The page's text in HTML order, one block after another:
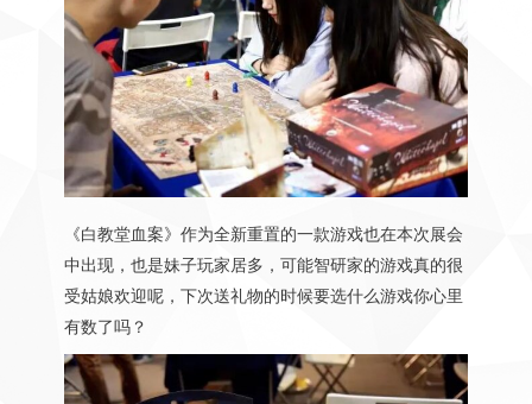
《白教堂血案》作为全新重置的一款游戏也在本次展会
中出现，也是妹子玩家居多，可能智研家的游戏真的很
受姑娘欢迎呢，下次送礼物的时候要选什么游戏你心里
有数了吗？